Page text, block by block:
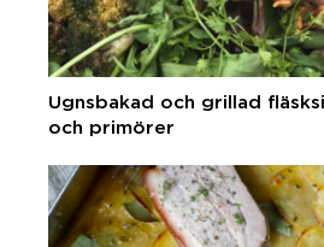
Ugnsbakad och grillad
och primörer